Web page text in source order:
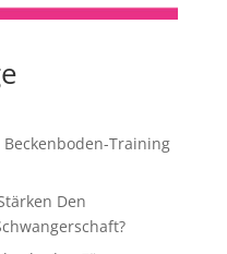
Training
Den